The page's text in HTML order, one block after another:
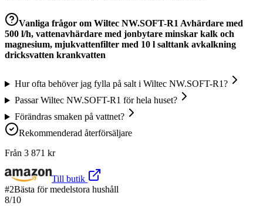
Vanliga frågor om Wiltec NW.SOFT-R1 Avhärdare med
500 l/h, vattenavhärdare med jonbytare minskar kalk och
magnesium, mjukvattenfilter med 10 l salttank avkalkning
dricksvatten krankvatten
Hur ofta behöver jag fylla på salt i Wiltec NW.SOFT-R1?
Passar Wiltec NW.SOFT-R1 för hela huset?
Förändras smaken på vattnet?
Rekommenderad återförsäljare
Från 3 871 kr
Till butik
#2Bästa för medelstora hushåll
8/10